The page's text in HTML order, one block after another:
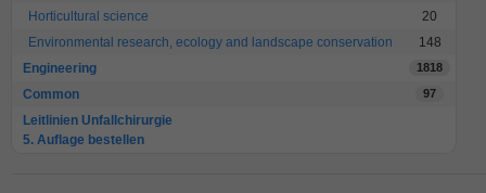
Horticultural science
20
Environmental research, ecology and landscape conservation
148
Engineering
1818
Common 97
Leitlinien Unfallchirurgie
5. Auflage bestellen